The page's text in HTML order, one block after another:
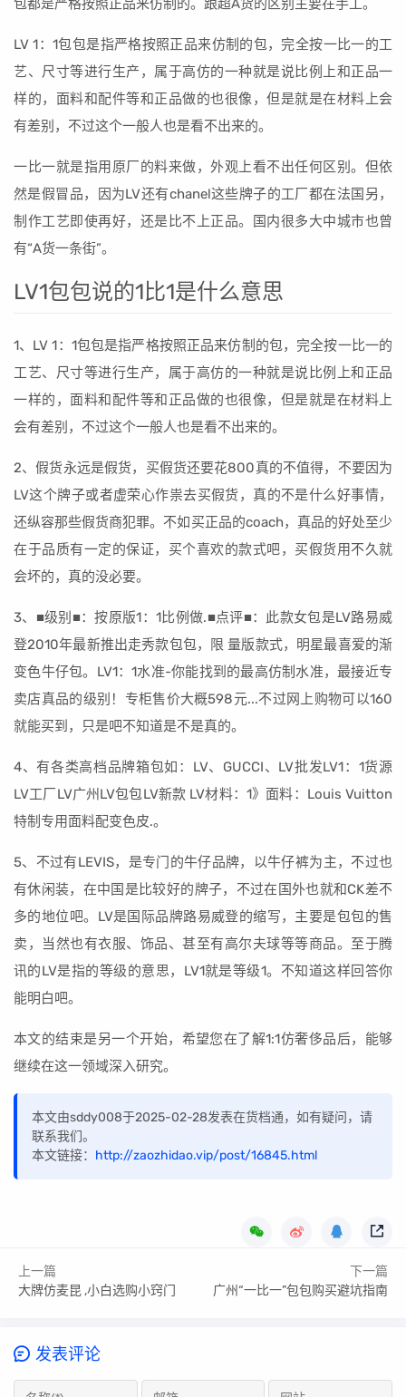
包都是严格按照正品来仿制的。跟超A货的区别主要在手工。
LV 1：1包包是指严格按照正品来仿制的包，完全按一比一的工
艺、尺寸等进行生产，属于高仿的一种就是说比例上和正品一
样的，面料和配件等和正品做的也很像，但是就是在材料上会
有差别，不过这个一般人也是看不出来的。
一比一就是指用原厂的料来做，外观上看不出任何区别。但依
然是假冒品，因为LV还有chanel这些牌子的工厂都在法国另，
制作工艺即使再好，还是比不上正品。国内很多大中城市也曾
有“A货一条街”。
LV1包包说的1比1是什么意思
1、LV 1：1包包是指严格按照正品来仿制的包，完全按一比一的
工艺、尺寸等进行生产，属于高仿的一种就是说比例上和正品
一样的，面料和配件等和正品做的也很像，但是就是在材料上
会有差别，不过这个一般人也是看不出来的。
2、假货永远是假货，买假货还要花800真的不值得，不要因为
LV这个牌子或者虚荣心作祟去买假货，真的不是什么好事情，
还纵容那些假货商犯罪。不如买正品的coach，真品的好处至少
在于品质有一定的保证，买个喜欢的款式吧，买假货用不久就
会坏的，真的没必要。
3、■级别■：按原版1：1比例做.■点评■：此款女包是LV路易威
登2010年最新推出走秀款包包，限 量版款式，明星最喜爱的渐
变色牛仔包。LV1：1水准-你能找到的最高仿制水准，最接近专
卖店真品的级别！专柜售价大概598元...不过网上购物可以160
就能买到，只是吧不知道是不是真的。
4、有各类高档品牌箱包如：LV、GUCCI、LV批发LV1：1货源
LV工厂LV广州LV包包LV新款 LV材料：1》面料：Louis Vuitton
特制专用面料配变色皮.。
5、不过有LEVIS，是专门的牛仔品牌，以牛仔裤为主，不过也
有休闲装，在中国是比较好的牌子，不过在国外也就和CK差不
多的地位吧。LV是国际品牌路易威登的缩写，主要是包包的售
卖，当然也有衣服、饰品、甚至有高尔夫球等等商品。至于腾
讯的LV是指的等级的意思，LV1就是等级1。不知道这样回答你
能明白吧。
本文的结束是另一个开始，希望您在了解1:1仿奢侈品后，能够
继续在这一领域深入研究。
本文由sddy008于2025-02-28发表在货档通，如有疑问，请
联系我们。
本文链接： http://zaozhidao.vip/post/16845.html
上一篇
大牌仿麦昆 ,小白选购小窍门
下一篇
广州“一比一”包包购买避坑指南
发表评论